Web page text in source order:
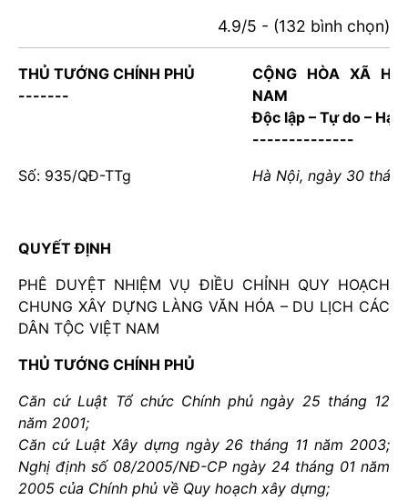
4.9/5 - (132 bình chọn)
THỦ TƯỚNG CHÍNH PHỦ
-------
CỘNG HÒA XÃ
NAM
Độc lập – Tự do –
--------------
Số: 935/QĐ-TTg
Hà Nội, ngày 30
QUYẾT ĐỊNH
PHÊ DUYỆT NHIỆM VỤ ĐIỀU CHỈNH QUY HOẠCH
CHUNG XÂY DỰNG LÀNG VĂN HÓA – DU LỊCH CÁC
DÂN TỘC VIỆT NAM
THỦ TƯỚNG CHÍNH PHỦ
Căn cứ Luật Tổ chức Chính phủ ngày 25 tháng 12
năm 2001;
Căn cứ Luật Xây dựng ngày 26 tháng 11 năm 2003;
Nghị định số 08/2005/NĐ-CP ngày 24 tháng 01 năm
2005 của Chính phủ về Quy hoạch xây dựng;